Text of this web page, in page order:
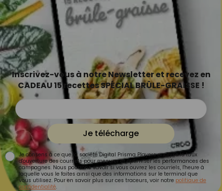
Inscrivez-vous à notre Newsletter et recevez en
CADEAU 15 recettes SPÉCIAL BRÛLE-GRAISSE !
Je télécharge
Je consens à ce que la société Digital Prisma Players analyse le taux
d'ouverture des courriels pour mesurer et optimiser les performances des
campagnes. Nous pourrons savoir si vous ouvrez les courriels, l'heure à
laquelle vous le faites ainsi que des informations sur le terminal que
vous utilisez. Pour en savoir plus sur ces traceurs, voir notre politique de
confidentialité.